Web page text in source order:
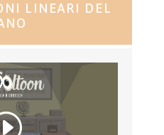
LINEARI DEL